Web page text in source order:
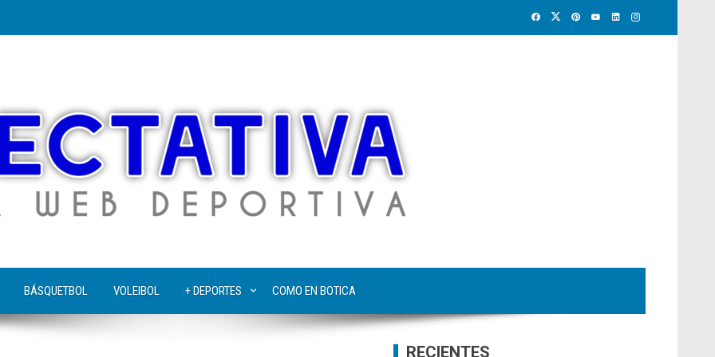
BÁSQUETBOL VOLEIBOL + DEPORTES COMO EN BOTICA
RECIENTES